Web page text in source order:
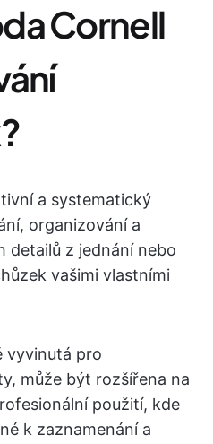
Cornell
a systematický
organizování a
detailů z jednání nebo
vašimi vlastními
vyvinutá pro
může být rozšířena na
použití, kde
k zaznamenání a